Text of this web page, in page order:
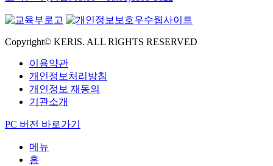
Copyright© KERIS. ALL RIGHTS RESERVED
이용약관
개인정보처리방침
개인정보 재동의
기관소개
PC 버전 바로가기
메뉴
홈